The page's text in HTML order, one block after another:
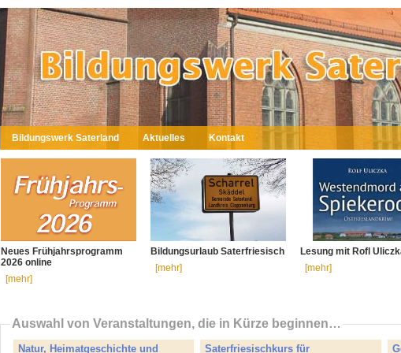
Bildungswerk Saterland Aktuelles Kontakt
Neues Frühjahrsprogramm
2026 online
[mehr]
Bildungsurlaub Saterfriesisch
[mehr]
Lesung mit Rofl
[mehr]
Auswahl von Veranstaltungen, die in Kürze beginnen…
Natur, Heimatgeschichte und
Saterfriesischkurs für